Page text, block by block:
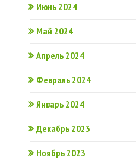
Июнь 2024
Май 2024
Апрель 2024
Февраль 2024
Январь 2024
Декабрь 2023
Ноябрь 2023